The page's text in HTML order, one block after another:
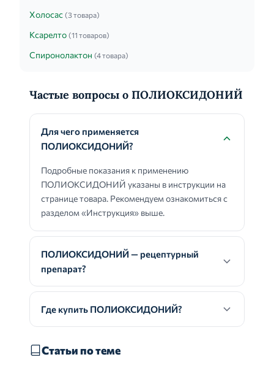
Холосас (3 товара)
Ксарелто (11 товаров)
Спиронолактон (4 товара)
Частые вопросы о ПОЛИОКСИДОНИЙ
Для чего применяется
ПОЛИОКСИДОНИЙ?
Подробные показания к применению
ПОЛИОКСИДОНИЙ указаны в инструкции на
странице товара. Рекомендуем ознакомиться с
разделом «Инструкция» выше.
ПОЛИОКСИДОНИЙ — рецептурный
препарат?
Где купить ПОЛИОКСИДОНИЙ?
Статьи по теме